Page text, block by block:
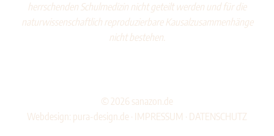
herrschenden Schulmedizin nicht geteilt werden und für die
naturwissenschaftlich reproduzierbare Kausalzusammenhänge
nicht bestehen.
© 2026 sanazon.de
Webdesign: pura-design.de · IMPRESSUM · DATENSCHUTZ